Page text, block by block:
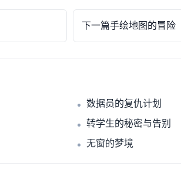
下一篇手绘地图的冒险
数据员的复仇计划
转学生的秘密与告别
无窗的梦境